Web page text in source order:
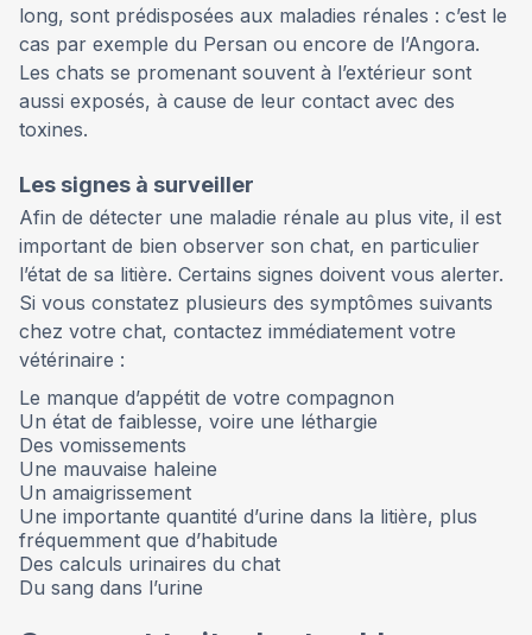
long, sont prédisposées aux maladies rénales : c’est le
cas par exemple du Persan ou encore de l’Angora.
Les chats se promenant souvent à l’extérieur sont
aussi exposés, à cause de leur contact avec des
toxines.
Les signes à surveiller
Afin de détecter une maladie rénale au plus vite, il est
important de bien observer son chat, en particulier
l’état de sa litière. Certains signes doivent vous alerter.
Si vous constatez plusieurs des symptômes suivants
chez votre chat, contactez immédiatement votre
vétérinaire :
Le manque d’appétit de votre compagnon
Un état de faiblesse, voire une léthargie
Des vomissements
Une mauvaise haleine
Un amaigrissement
Une importante quantité d’urine dans la litière, plus
fréquemment que d’habitude
Des calculs urinaires du chat
Du sang dans l’urine